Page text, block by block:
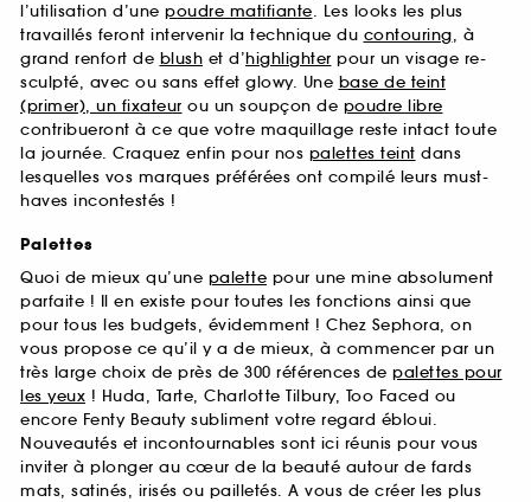
l’utilisation d’une poudre matifiante. Les looks les plus
travaillés feront intervenir la technique du contouring, à
grand renfort de blush et d’highlighter pour un visage re-
sculpté, avec ou sans effet glowy. Une base de teint
(primer), un fixateur ou un soupçon de poudre libre
contribueront à ce que votre maquillage reste intact toute
la journée. Craquez enfin pour nos palettes teint dans
lesquelles vos marques préférées ont compilé leurs must-
haves incontestés !
Palettes
Quoi de mieux qu’une palette pour une mine absolument
parfaite ! Il en existe pour toutes les fonctions ainsi que
pour tous les budgets, évidemment ! Chez Sephora, on
vous propose ce qu’il y a de mieux, à commencer par un
très large choix de près de 300 références de palettes pour
les yeux ! Huda, Tarte, Charlotte Tilbury, Too Faced ou
encore Fenty Beauty subliment votre regard ébloui.
Nouveautés et incontournables sont ici réunis pour vous
inviter à plonger au cœur de la beauté autour de fards
mats, satinés, irisés ou pailletés. A vous de créer les plus